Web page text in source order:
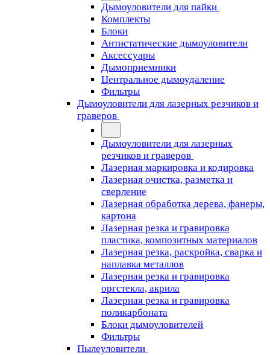
Дымоуловители для пайки
Комплекты
Блоки
Антистатические дымоуловители
Аксессуары
Дымоприемники
Центральное дымоудаление
Фильтры
Дымоуловители для лазерных резчиков и
граверов
Дымоуловители для лазерных
резчиков и граверов
Лазерная маркировка и кодировка
Лазерная очистка, разметка и
сверление
Лазерная обработка дерева, фанеры,
картона
Лазерная резка и гравировка
пластика, композитных материалов
Лазерная резка, раскройка, сварка и
наплавка металлов
Лазерная резка и гравировка
оргстекла, акрила
Лазерная резка и гравировка
поликарбоната
Блоки дымоуловителей
Фильтры
Пылеуловители